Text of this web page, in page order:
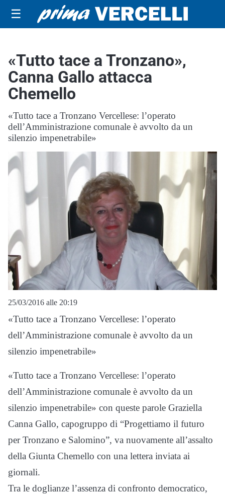
☰
«Tutto tace a Tronzano»,
Canna Gallo attacca
Chemello
«Tutto tace a Tronzano Vercellese: l’operato
dell’Amministrazione comunale è avvolto da un
silenzio impenetrabile»
25/03/2016 alle 20:19
«Tutto tace a Tronzano Vercellese: l’operato
dell’Amministrazione comunale è avvolto da un
silenzio impenetrabile»
«Tutto tace a Tronzano Vercellese: l’operato
dell’Amministrazione comunale è avvolto da un
silenzio impenetrabile» con queste parole Graziella
Canna Gallo, capogruppo di “Progettiamo il futuro
per Tronzano e Salomino”, va nuovamente all’assalto
della Giunta Chemello con una lettera inviata ai
giornali.
Tra le doglianze l’assenza di confronto democratico,